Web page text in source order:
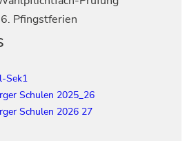
Pfingstferien
Sek1
Schulen 2025_26
Schulen 2026 27